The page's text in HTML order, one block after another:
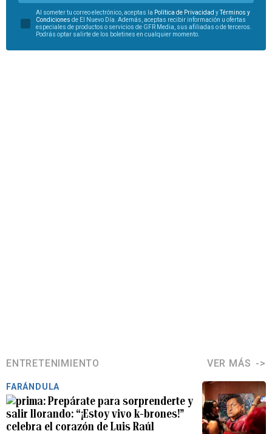
Al someter tu correo electrónico, aceptas la Política de Privacidad y
Términos y
Condiciones de El Nuevo Día. Además, aceptas recibir información u ofertas
especiales de productos o servicios de GFR Media, sus afiliadas o de terceros.
Podrás optar salirte de los boletines en cualquier momento.
ENTRETENIMIENTO VER MÁS
FARÁNDULA
Prepárate para sorprenderte y
salir llorando: “¡Estoy vivo k-brones!”
celebra el corazón de Luis Raúl